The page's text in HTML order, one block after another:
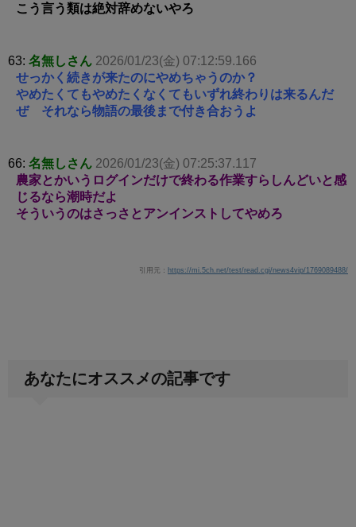
こう言う類は絶対辞めないやろ
63: 名無しさん 2026/01/23(金) 07:12:59.166
せっかく続きが来たのにやめちゃうのか？
やめたくてもやめたくなくてもいずれ終わりは来るんだ
ぜ それなら物語の最後まで付き合おうよ
66: 名無しさん 2026/01/23(金) 07:25:37.117
農家とかいうログインだけで終わる作業すらしんどいと感
じるなら潮時だよ
そういうのはさっさとアンインストしてやめろ
引用元： https://mi.5ch.net/test/read.cgi/news4vip/1769089488/
あなたにオススメの記事です